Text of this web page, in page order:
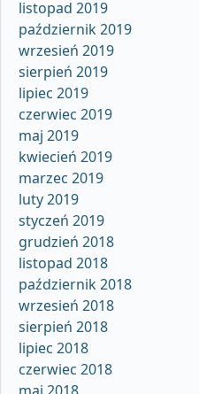
listopad 2019
październik 2019
wrzesień 2019
sierpień 2019
lipiec 2019
czerwiec 2019
maj 2019
kwiecień 2019
marzec 2019
luty 2019
styczeń 2019
grudzień 2018
listopad 2018
październik 2018
wrzesień 2018
sierpień 2018
lipiec 2018
czerwiec 2018